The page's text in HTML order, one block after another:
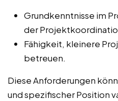
Grundkenntnisse im
der
Fähigkeit, kleinere
betreuen.
Diese Anforderungen
und spezifischer Position